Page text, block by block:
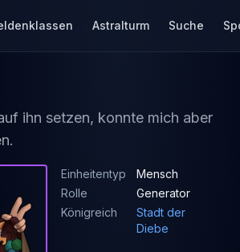
Astralturm Suche
ihn setzen, konnte mich aber
Einheitentyp
Mensch
Rolle
Generator
Königreich
Stadt der
Diebe